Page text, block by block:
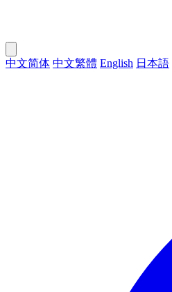
中文简体 中文繁體 English 日本語